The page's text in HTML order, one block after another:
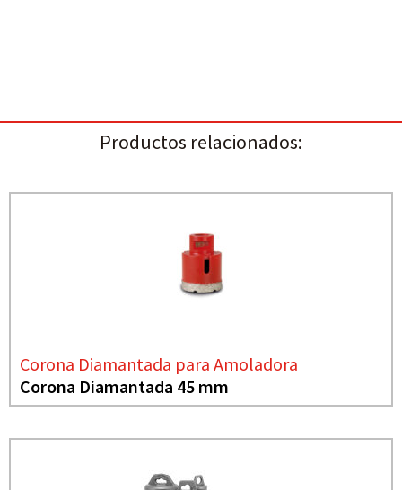
Productos relacionados:
Corona Diamantada para Amoladora
Corona Diamantada 45 mm